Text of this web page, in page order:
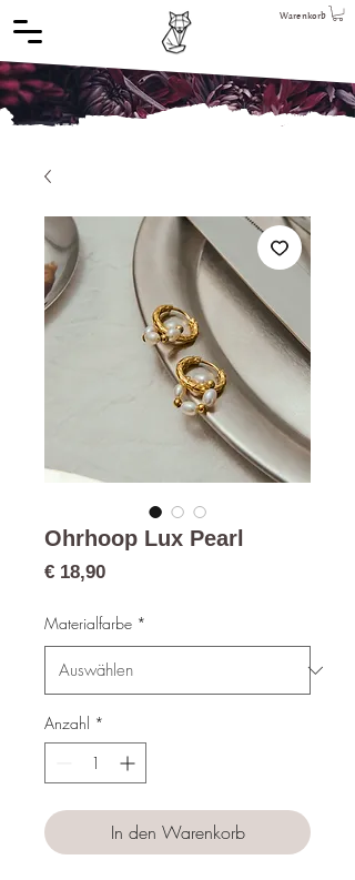
Warenkorb
Ohrhoop Lux Pearl
€ 18,90Preis
Materialfarbe *
Anzahl *
In den Warenkorb